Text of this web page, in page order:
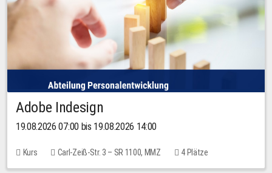
Adobe Indesign
19.08.2026 07:00 bis 19.08.2026 14:00
Kurs Carl-Zeiß-Str. 3 – SR 1100, MMZ 4 Plätze